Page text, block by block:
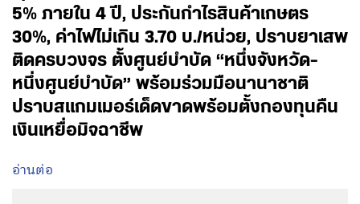
5% ภายใน 4 ปี, ประกันกำไรสินค้าเกษตร
30%, ค่าไฟไม่เกิน 3.70 บ./หน่วย, ปราบยาเสพ
ติดครบวงจร ตั้งศูนย์บำบัด “หนึ่งจังหวัด-
หนึ่งศูนย์บำบัด” พร้อมร่วมมือนานาชาติ
ปราบสแกมเมอร์เด็ดขาดพร้อมตั้งกองทุนคืน
เงินเหยื่อมิจฉาชีพ
อ่านต่อ